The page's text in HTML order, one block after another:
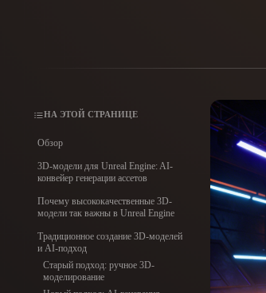
Metaverse
Blender Unreal
Стили
Abstract Anime
НА ЭТОЙ СТРАНИЦЕ
Обзор
3D-модели для Unreal Engine: AI-
конвейер генерации ассетов
Почему высококачественные 3D-
модели так важны в Unreal Engine
Традиционное создание 3D-моделей
и AI-подход
Старый подход: ручное 3D-
моделирование